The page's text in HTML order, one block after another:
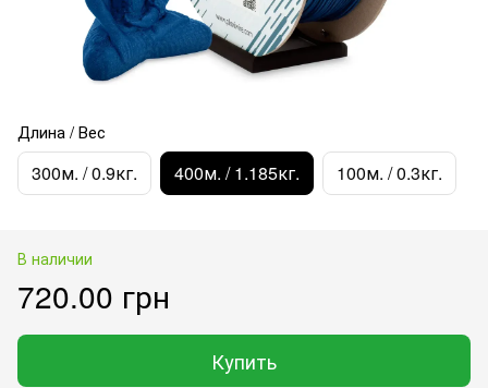
Длина / Вес
300м. / 0.9кг. 400м. / 1.185кг. 100м. / 0.3кг.
В наличии
720.00 грн
Купить